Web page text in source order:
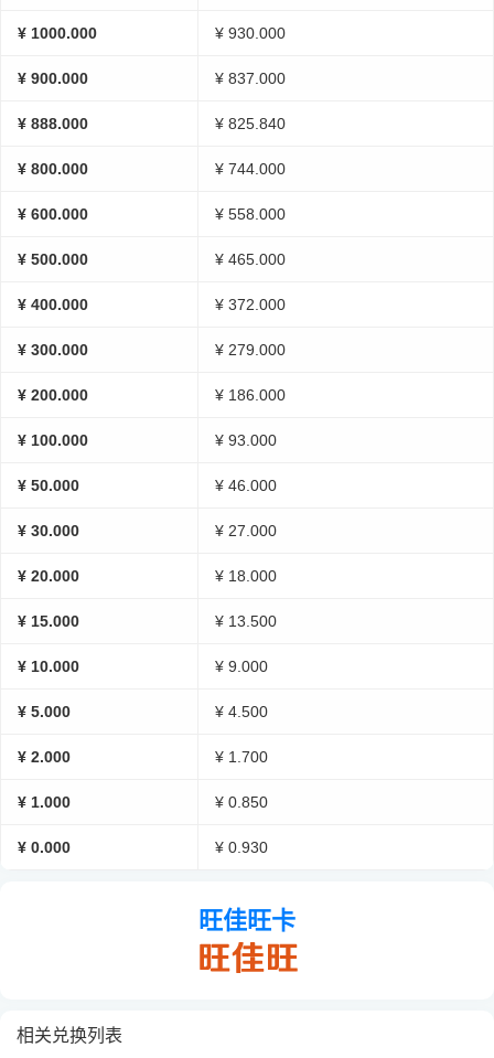
¥ 1000.000 ¥ 930.000
¥ 900.000 ¥ 837.000
¥ 888.000 ¥ 825.840
¥ 800.000 ¥ 744.000
¥ 600.000 ¥ 558.000
¥ 500.000 ¥ 465.000
¥ 400.000 ¥ 372.000
¥ 300.000 ¥ 279.000
¥ 200.000 ¥ 186.000
¥ 100.000 ¥ 93.000
¥ 50.000 ¥ 46.000
¥ 30.000 ¥ 27.000
¥ 20.000 ¥ 18.000
¥ 15.000 ¥ 13.500
¥ 10.000 ¥ 9.000
¥ 5.000 ¥ 4.500
¥ 2.000 ¥ 1.700
¥ 1.000 ¥ 0.850
¥ 0.000 ¥ 0.930
旺佳旺卡
相关兑换列表